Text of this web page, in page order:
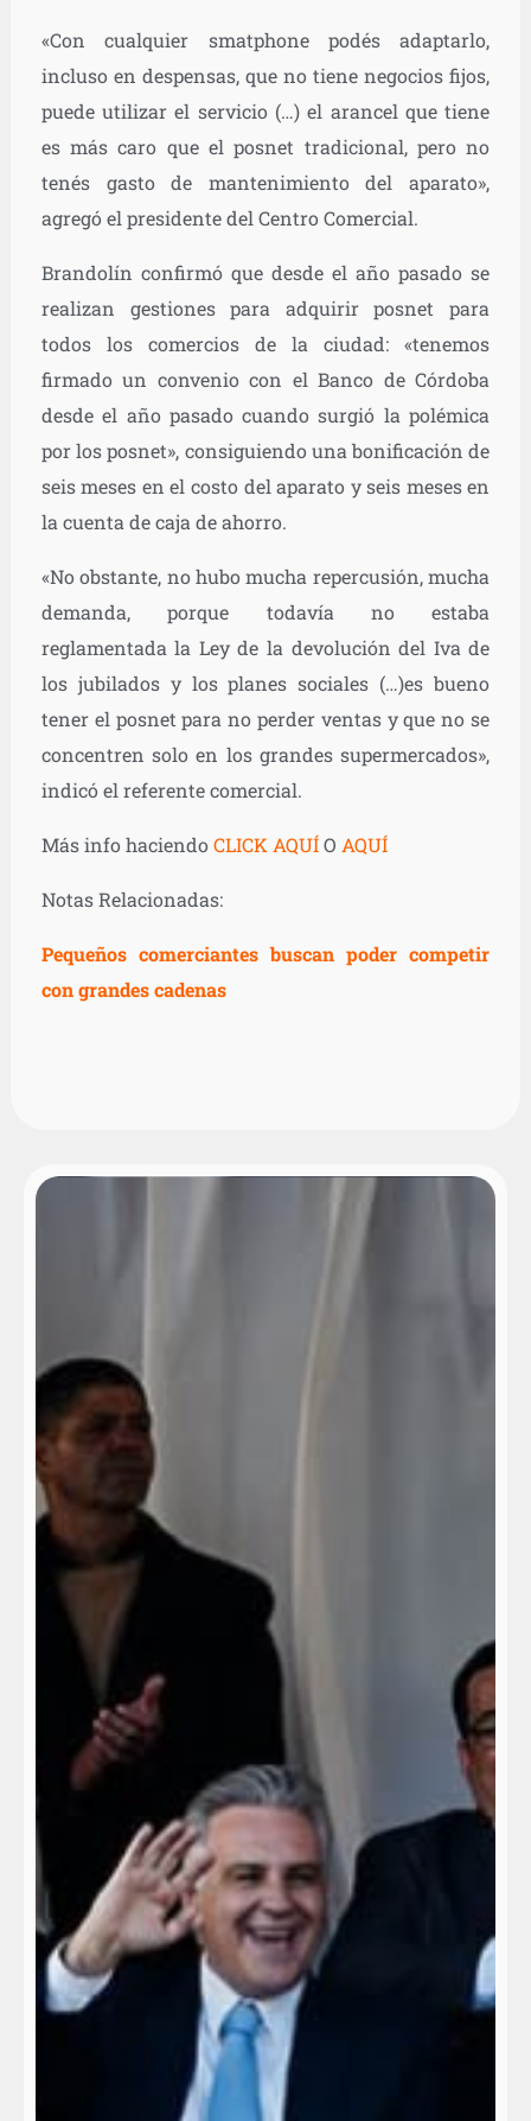
«Con cualquier smatphone podés adaptarlo,
incluso en despensas, que no tiene negocios fijos,
puede utilizar el servicio (…) el arancel que tiene
es más caro que el posnet tradicional, pero no
tenés gasto de mantenimiento del aparato»,
agregó el presidente del Centro Comercial.
Brandolín confirmó que desde el año pasado se
realizan gestiones para adquirir posnet para
todos los comercios de la ciudad: «tenemos
firmado un convenio con el Banco de Córdoba
desde el año pasado cuando surgió la polémica
por los posnet», consiguiendo una bonificación de
seis meses en el costo del aparato y seis meses en
la cuenta de caja de ahorro.
«No obstante, no hubo mucha repercusión, mucha
demanda, porque todavía no estaba
reglamentada la Ley de la devolución del Iva de
los jubilados y los planes sociales (…)es bueno
tener el posnet para no perder ventas y que no se
concentren solo en los grandes supermercados»,
indicó el referente comercial.
Más info haciendoCLICK AQUÍO AQUÍ
Notas Relacionadas:
Pequeños comerciantes buscan poder competir
con grandes cadenas